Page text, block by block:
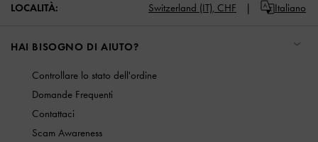
LOCALITÀ: Switzerland (IT), CHF Italiano
HAI BISOGNO DI AIUTO?
Controllare lo stato dell'ordine
Domande Frequenti
Contattaci
Scam Awareness